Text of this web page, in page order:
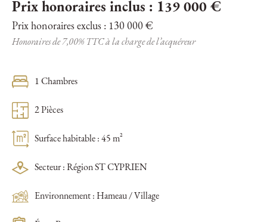
Prix honoraires inclus : 139 000 €
Prix honoraires exclus : 130 000 €
Honoraires de 7,00% TTC à la charge de l’acquéreur
1 Chambres
2 Pièces
Surface habitable : 45 m²
Secteur : Région ST CYPRIEN
Environnement : Hameau / Village